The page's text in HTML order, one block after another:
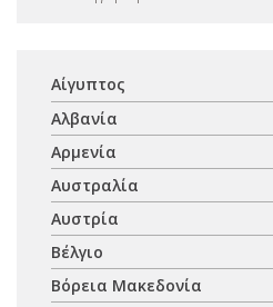
Αίγυπτος
Αλβανία
Αρμενία
Αυστραλία
Αυστρία
Βέλγιο
Βόρεια Μακεδονία